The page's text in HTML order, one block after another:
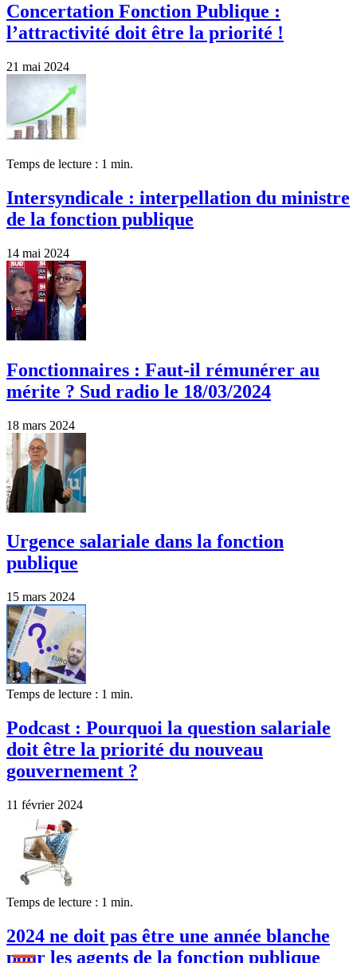
Concertation Fonction Publique :
l’attractivité doit être la priorité !
21 mai 2024
Temps de lecture : 1 min.
Intersyndicale : interpellation du ministre
de la fonction publique
14 mai 2024
Fonctionnaires : Faut-il rémunérer au
mérite ? Sud radio le 18/03/2024
18 mars 2024
Urgence salariale dans la fonction
publique
15 mars 2024
Temps de lecture : 1 min.
Podcast : Pourquoi la question salariale
doit être la priorité du nouveau
gouvernement ?
11 février 2024
Temps de lecture : 1 min.
2024 ne doit pas être une année blanche
pour les agents de la fonction publique